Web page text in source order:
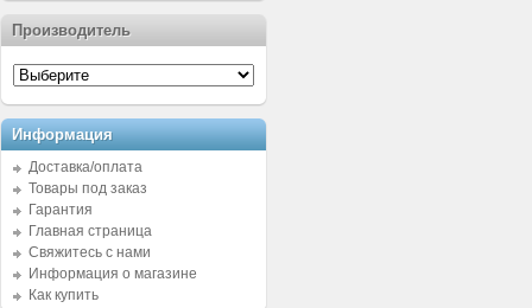
Производитель
Информация
Доставка/оплата
Товары под заказ
Гарантия
Главная страница
Свяжитесь с нами
Информация о магазине
Как купить